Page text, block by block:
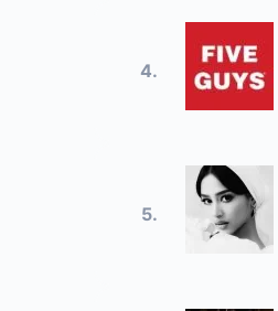
4.
5.